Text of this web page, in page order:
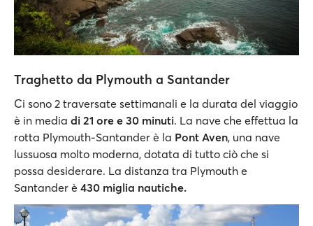
Traghetto da Plymouth a Santander
Ci sono 2 traversate settimanali e la durata del viaggio
è in media di 21 ore e 30 minuti. La nave che effettua la
rotta Plymouth-Santander è la Pont Aven, una nave
lussuosa molto moderna, dotata di tutto ciò che si
possa desiderare. La distanza tra Plymouth e
Santander è 430 miglia nautiche.